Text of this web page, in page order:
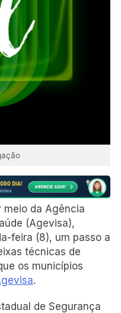
meio da Agência
(Agevisa),
feira (8), um passo a
técnicas de
os municípios
.
de Segurança